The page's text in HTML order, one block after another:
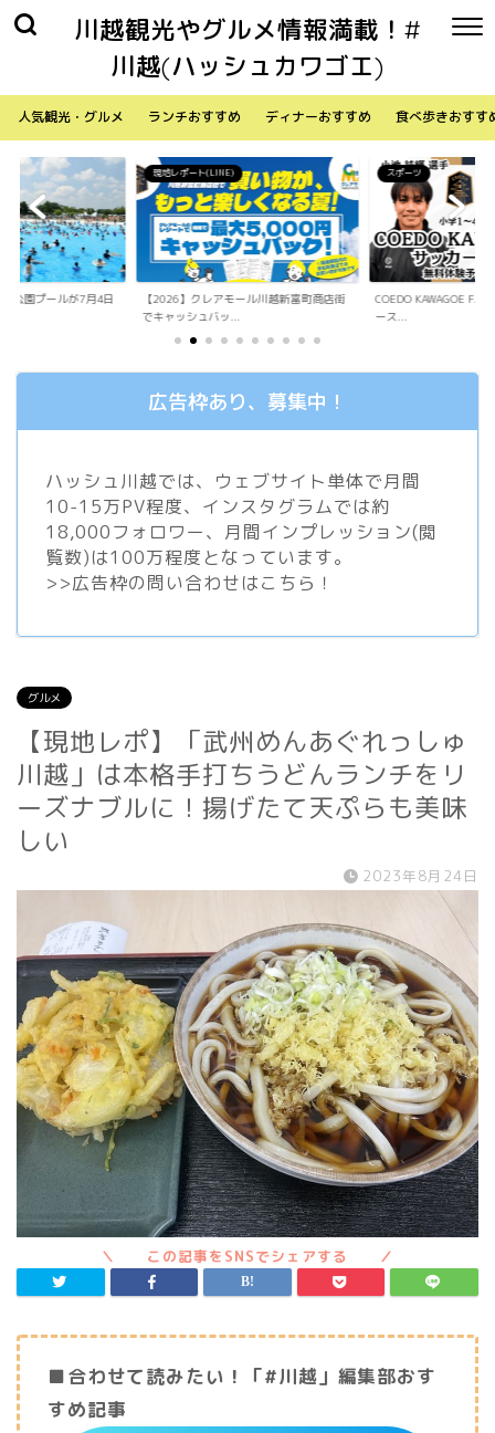
川越観光やグルメ情報満載！#
川越(ハッシュカワゴエ)
人気観光・グルメ ランチおすすめ ディナーおすすめ 食べ歩きおすす
ル川越新富町商店街
スポーツ
COEDO KAWAGOE F.Cが小学生向けサッカ
ース...
生活
「Sky Walker 7058」
内ア...
広告枠あり、募集中！
ハッシュ川越では、ウェブサイト単体で月間
10-15万PV程度、 インスタグラムでは約
18,000フォロワー、月間インプレッション(閲
覧数)は100万程度となっています。
>>広告枠の問い合わせはこちら！
グルメ
【現地レポ】「武州めんあぐれっしゅ
川越」は本格手打ちうどんランチをリ
ーズナブルに！揚げたて天ぷらも美味
しい
2023年8月24日
■合わせて読みたい！「#川越」編集部おす
すめ記事